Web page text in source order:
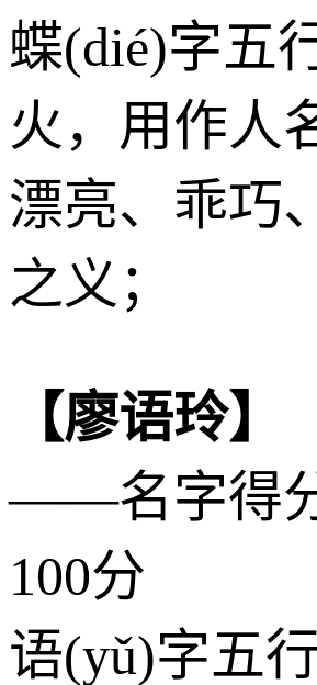
蝶(dié)字五
火 ，用作人
漂亮、乖巧
之义；
【廖语玲】
——名字得分
100分
语(yǔ)字五